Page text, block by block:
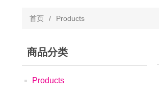
首页 / Products
商品分类
Products